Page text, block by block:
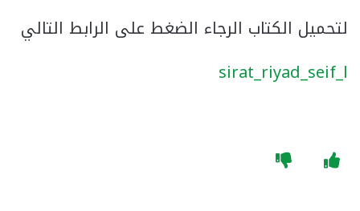
لتحميل الكتاب الرجاء الضغط على الرابط التالي
sirat_riyad_seif_l